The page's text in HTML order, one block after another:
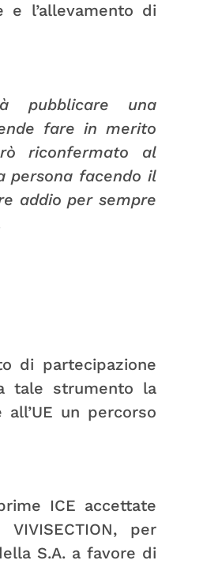
e l’allevamento di
pubblicare una
fare in merito
riconfermato al
persona facendo il
addio per sempre
di partecipazione
tale strumento la
un percorso
ICE accettate
per
S.A. a favore di